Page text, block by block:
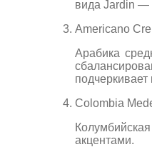
вида Jardin —
Americano
Арабика
подчеркивает
Colombia
акцентами.